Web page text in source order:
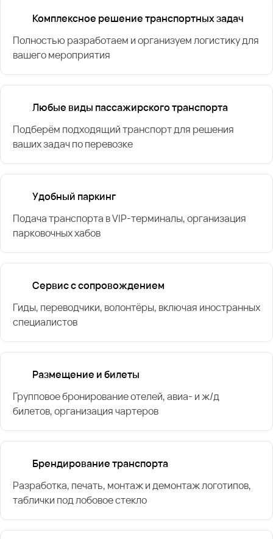
Комплексное решение транспортных задач
Полностью разработаем и организуем логистику для
вашего мероприятия
Любые виды пассажирского транспорта
Подберём подходящий транспорт для решения
ваших задач по перевозке
Удобный паркинг
Подача транспорта в VIP-терминалы, организация
парковочных хабов
Сервис с сопровождением
Гиды, переводчики, волонтёры, включая иностранных
специалистов
Размещение и билеты
Групповое бронирование отелей, авиа- и ж/д
билетов, организация чартеров
Брендирование транспорта
Разработка, печать, монтаж и демонтаж логотипов,
таблички под лобовое стекло